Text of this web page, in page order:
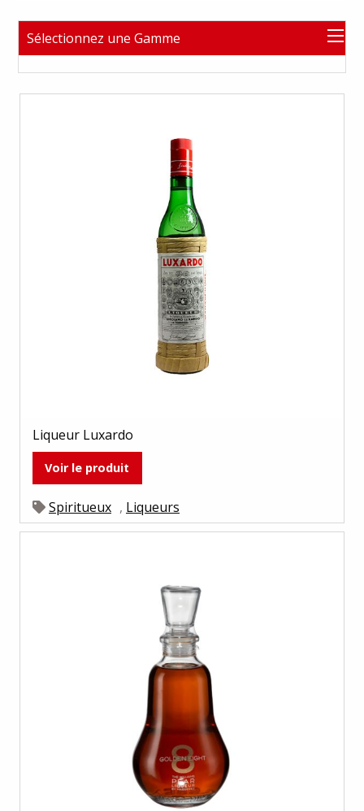
Sélectionnez une Gamme
Liqueur Luxardo
Voir le produit
Spiritueux , Liqueurs